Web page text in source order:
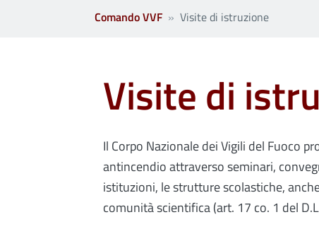
Comando VVF Visite di istruzione
Visite di
Il Corpo Nazionale dei Vigili del Fuoco
antincendio attraverso seminari,
istituzioni, le strutture scolastiche,
comunità scientifica (art. 17 co. 1 del